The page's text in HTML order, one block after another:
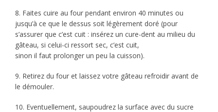
8. Faites cuire au four pendant environ 40 minutes ou
jusqu’à ce que le dessus soit légèrement doré (pour
s’assurer que c’est cuit : insérez un cure-dent au milieu du
gâteau, si celui-ci ressort sec, c’est cuit,
sinon il faut prolonger un peu la cuisson).
9. Retirez du four et laissez votre gâteau refroidir avant de
le démouler.
10. Eventuellement, saupoudrez la surface avec du sucre